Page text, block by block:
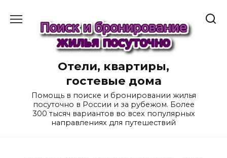
содержанию
Отели, квартиры,
гостевые дома
Помощь в поиске и бронировании жилья
посуточно в России и за рубежом. Более
300 тысяч вариантов во всех популярных
направлениях для путешествий